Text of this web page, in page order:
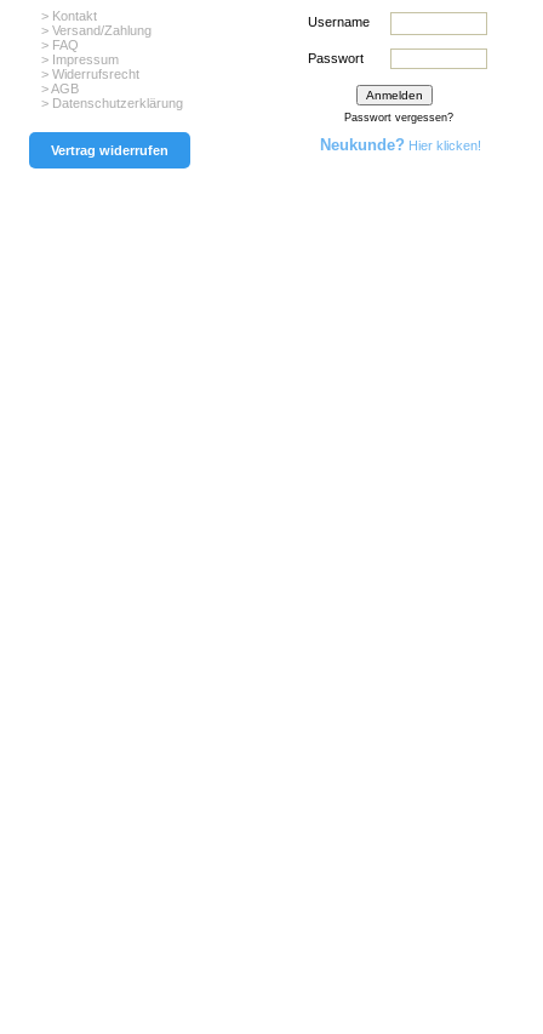
> Kontakt
> Versand/Zahlung
> FAQ
> Impressum
> Widerrufsrecht
> AGB
> Datenschutzerklärung
Vertrag widerrufen
Username
Passwort
Passwort vergessen?
Neukunde? Hier klicken!